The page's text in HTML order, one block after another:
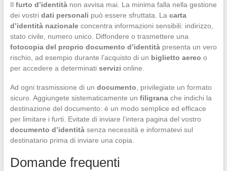
Il furto d’identitànon avvisa mai. La minima falla nella gestione
dei vostri dati personali può essere sfruttata. La carta
d’identità nazionaleconcentra informazioni sensibili: indirizzo,
stato civile, numero unico. Diffondere o trasmettere una
fotocopia del proprio documento d’identitàpresenta un vero
rischio, ad esempio durante l’acquisto di un biglietto aereo o
per accedere a determinati servizi online.
Ad ogni trasmissione di un documento , privilegiate un formato
sicuro. Aggiungete sistematicamente un filigranache indichi la
destinazione del documento: è un modo semplice ed efficace
per limitare i furti. Evitate di inviare l’intera pagina del vostro
documento d’identitàsenza necessità e informatevi sul
destinatario prima di inviare una copia.
Domande frequenti